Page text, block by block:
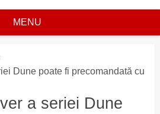
MENU
Dune poate fi precomandată cu
a seriei Dune